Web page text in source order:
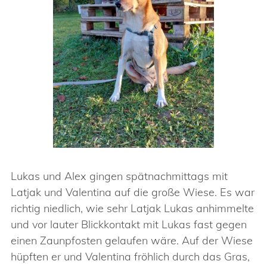
Lukas und Alex gingen spätnachmittags mit
Latjak und Valentina auf die große Wiese. Es war
richtig niedlich, wie sehr Latjak Lukas anhimmelte
und vor lauter Blickkontakt mit Lukas fast gegen
einen Zaunpfosten gelaufen wäre. Auf der Wiese
hüpften er und Valentina fröhlich durch das Gras,